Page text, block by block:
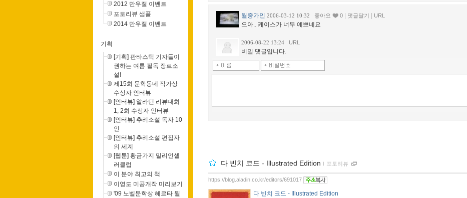
월중가인 2006-03-12 10:32 좋아요 0 | 댓글달기 | URL
으아.. 케이스가 너무 예쁘네요
2006-08-22 13:24 URL
비밀 댓글입니다.
다 빈치 코드 - Illustrated Edition ｌ 포토리뷰
https://blog.aladin.co.kr/editors/691017
다 빈치 코드 - Illustrated Edition
2012 만우절 이벤트
포토리뷰 샘플
2014 만우절 이벤트
기획
[기획] 판타스틱 기자들이
권하는 여름 필독 장르소
설!
제15회 문학동네 작가상
수상자 인터뷰
[인터뷰] 알라딘 리뷰대회
1, 2회 수상자 인터뷰
[인터뷰] 추리소설 독자 10
인
[인터뷰] 추리소설 편집자
의 세계
[웹툰] 황금가지 밀리언셀
러클럽
이 분야 최고의 책
이영도 미공개작 미리보기
'09 노벨문학상 헤르타 뮐